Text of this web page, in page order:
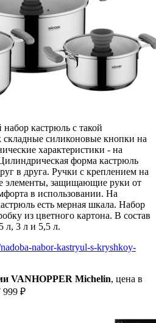
кастрюль с такой
силиконовые кнопки на
характеристики - на
форма кастрюль
в друга. Ручки с креплением на
элементы, защищающие руки от
в использовании. На
есть мерная шкала. Набор
из цветного картона. В состав
л, 3 л и 5,5 л.
nabor-kastryul-s-kryshkoy-
VANHOPPER Michelin, цена в
999 ₽